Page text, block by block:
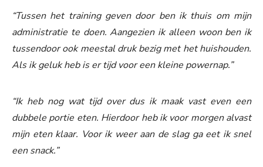
“Tussen het training geven door ben ik thuis om mijn
administratie te doen. Aangezien ik alleen woon ben ik
tussendoor ook meestal druk bezig met het huishouden.
Als ik geluk heb is er tijd voor een kleine powernap.”
“Ik heb nog wat tijd over dus ik maak vast even een
dubbele portie eten. Hierdoor heb ik voor morgen alvast
mijn eten klaar. Voor ik weer aan de slag ga eet ik snel
een snack.”